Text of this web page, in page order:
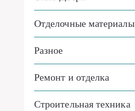
Отделочные материалы
Разное
Ремонт и отделка
Строительная техника